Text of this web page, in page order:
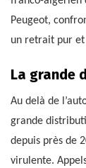
Peugeot,
un retrait pur et
La grande
Au delà de
grande
depuis près de
virulente.